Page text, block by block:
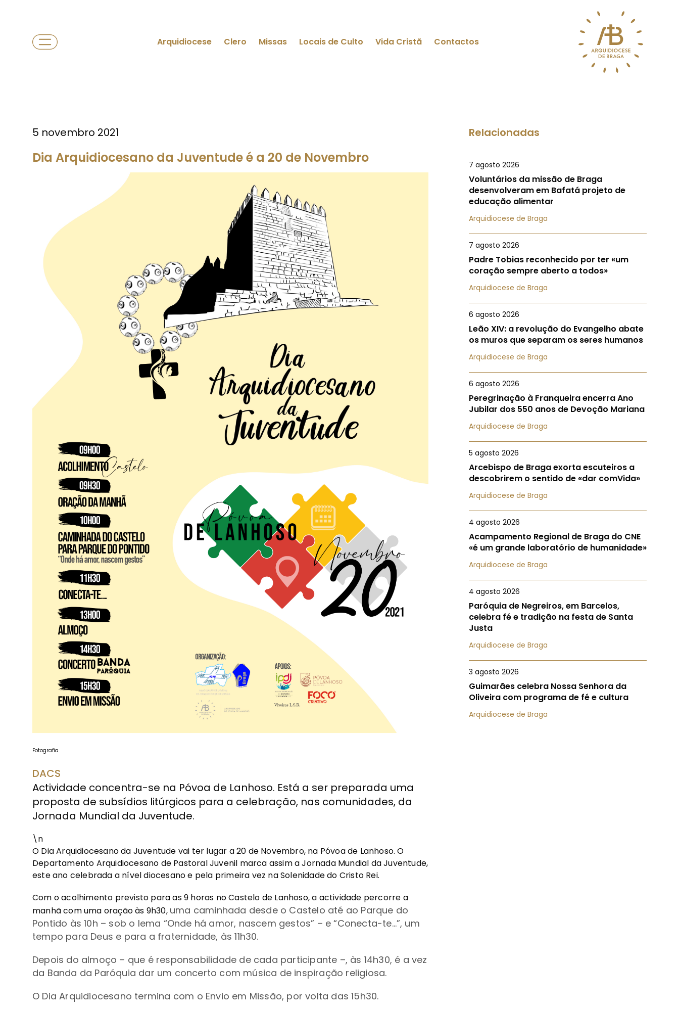
Arquidiocese Clero Missas Locais de Culto Vida Cristã Contactos
5 novembro 2021
Dia Arquidiocesano da Juventude é a 20 de Novembro
Fotografia
DACS
Actividade concentra-se na Póvoa de Lanhoso. Está a ser preparada uma
proposta de subsídios litúrgicos para a celebração, nas comunidades, da
Jornada Mundial da Juventude.
\n
O Dia Arquidiocesano da Juventude vai ter lugar a 20 de Novembro, na Póvoa de Lanhoso. O
Departamento Arquidiocesano de Pastoral Juvenil marca assim a Jornada Mundial da Juventude,
este ano celebrada a nível diocesano e pela primeira vez na Solenidade do Cristo Rei.
Com o acolhimento previsto para as 9 horas no Castelo de Lanhoso, a actividade percorre a
manhã com uma oração às 9h30, uma caminhada desde o Castelo até ao Parque do
Pontido às 10h – sob o lema “Onde há amor, nascem gestos” – e“Conecta-te…”, um
tempo para Deus e para a fraternidade, às 11h30.
Depois do almoço – que é responsabilidade de cada participante –, às 14h30, é a vez
da Banda da Paróquia dar um concerto com música de inspiração religiosa.
O Dia Arquidiocesano termina com o Envio em Missão, por volta das 15h30.
Relacionadas
7 agosto 2026
Voluntários da missão de Braga
desenvolveram em Bafatá projeto de
educação alimentar
Arquidiocese de Braga
7 agosto 2026
Padre Tobias reconhecido por ter «um
coração sempre aberto a todos»
Arquidiocese de Braga
6 agosto 2026
Leão XIV: a revolução do Evangelho abate
os muros que separam os seres humanos
Arquidiocese de Braga
6 agosto 2026
Peregrinação à Franqueira encerra Ano
Jubilar dos 550 anos de Devoção Mariana
Arquidiocese de Braga
5 agosto 2026
Arcebispo de Braga exorta escuteiros a
descobrirem o sentido de «dar comVida»
Arquidiocese de Braga
4 agosto 2026
Acampamento Regional de Braga do CNE
«é um grande laboratório de humanidade»
Arquidiocese de Braga
4 agosto 2026
Paróquia de Negreiros, em Barcelos,
celebra fé e tradição na festa de Santa
Justa
Arquidiocese de Braga
3 agosto 2026
Guimarães celebra Nossa Senhora da
Oliveira com programa de fé e cultura
Arquidiocese de Braga